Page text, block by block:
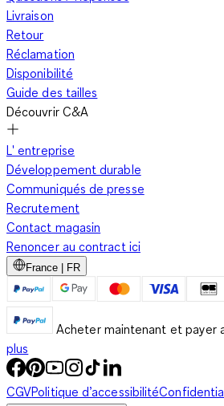
Livraison
Retour
Réclamation
Disponibilité
Guide des tailles
Découvrir C&A
L' entreprise
Développement durable
Communiqués de presse
Recrutement
Contact magasin
Renoncer au contract ici
France | FR
Acheter maintenant et payer
plus
CGVPolitique d’accessibilité